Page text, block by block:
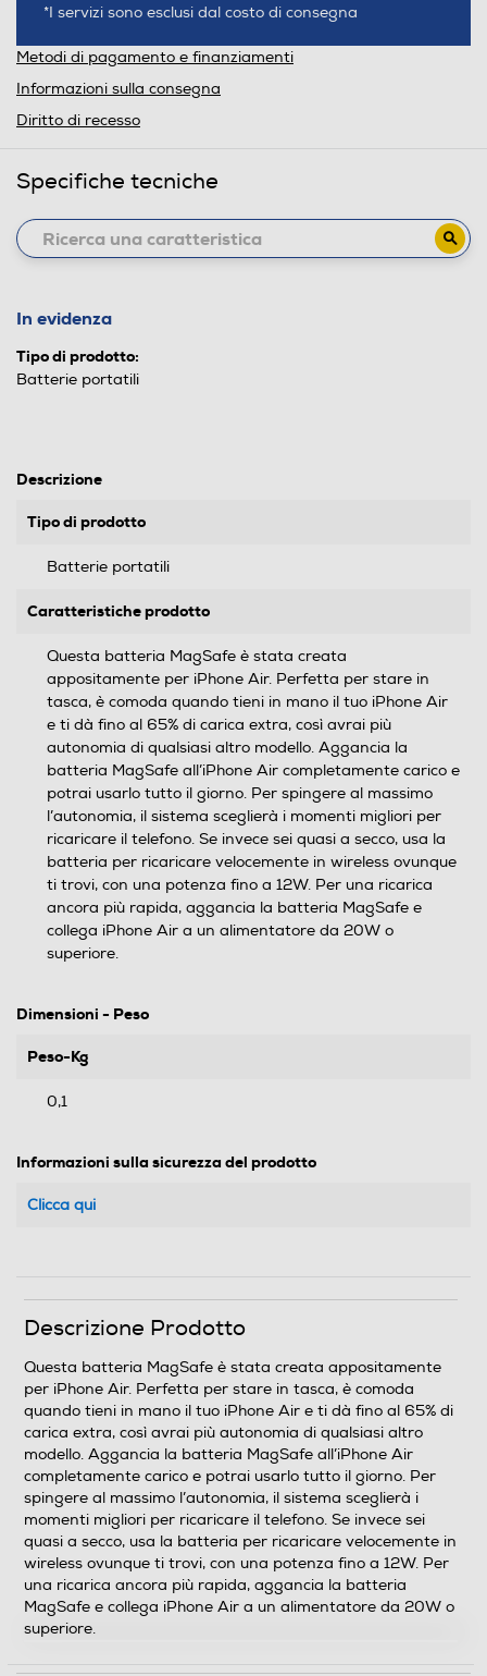
*I servizi sono esclusi dal costo di consegna
Metodi di pagamento e finanziamenti
Informazioni sulla consegna
Diritto di recesso
Specifiche tecniche
In evidenza
Tipo di prodotto:
Batterie portatili
Descrizione
Tipo di prodotto
Batterie portatili
Caratteristiche prodotto
Questa batteria MagSafe è stata creata
appositamente per iPhone Air. Perfetta per stare in
tasca, è comoda quando tieni in mano il tuo iPhone Air
e ti dà fino al 65% di carica extra, così avrai più
autonomia di qualsiasi altro modello. Aggancia la
batteria MagSafe all’iPhone Air completamente carico e
potrai usarlo tutto il giorno. Per spingere al massimo
l’autonomia, il sistema sceglierà i momenti migliori per
ricaricare il telefono. Se invece sei quasi a secco, usa la
batteria per ricaricare velocemente in wireless ovunque
ti trovi, con una potenza fino a 12W. Per una ricarica
ancora più rapida, aggancia la batteria MagSafe e
collega iPhone Air a un alimentatore da 20W o
superiore.
Dimensioni - Peso
Peso-Kg
0,1
Informazioni sulla sicurezza del prodotto
Clicca qui
Descrizione Prodotto
Questa batteria MagSafe è stata creata appositamente
per iPhone Air. Perfetta per stare in tasca, è comoda
quando tieni in mano il tuo iPhone Air e ti dà fino al 65% di
carica extra, così avrai più autonomia di qualsiasi altro
modello. Aggancia la batteria MagSafe all’iPhone Air
completamente carico e potrai usarlo tutto il giorno. Per
spingere al massimo l’autonomia, il sistema sceglierà i
momenti migliori per ricaricare il telefono. Se invece sei
quasi a secco, usa la batteria per ricaricare velocemente in
wireless ovunque ti trovi, con una potenza fino a 12W. Per
una ricarica ancora più rapida, aggancia la batteria
MagSafe e collega iPhone Air a un alimentatore da 20W o
superiore.